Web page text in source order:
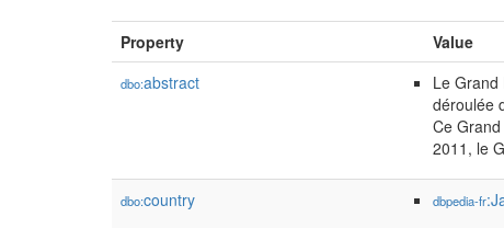
Property Value
dbo:abstract
Le
déroulée
Ce
2011, le
dbo:country dbpedia-fr